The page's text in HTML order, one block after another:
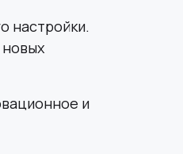
настройки.
и